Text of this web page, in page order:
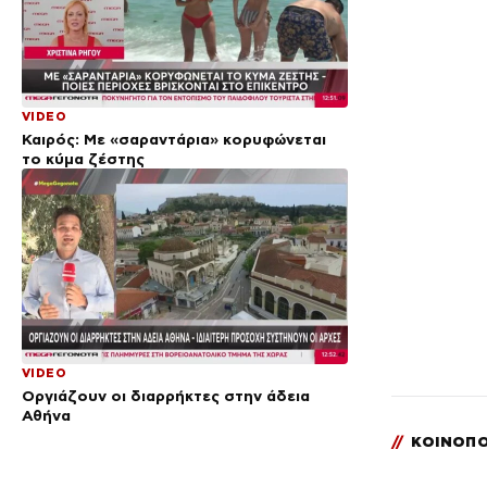
VIDEO
Καιρός: Με «σαραντάρια» κορυφώνεται
το κύμα ζέστης
VIDEO
Οργιάζουν οι διαρρήκτες στην άδεια
Αθήνα
//